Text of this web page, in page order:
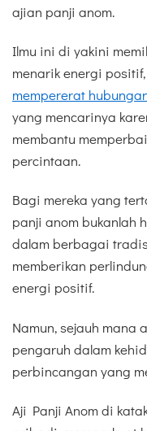
ajian panji anom.
Ilmu ini di yakini
menarik energi
mempererat
yang mencarinya
membantu
percintaan.
Bagi mereka yang
panji anom bukanlah
dalam berbagai
memberikan
energi positif.
Namun, sejauh mana
pengaruh dalam
perbincangan yang
Aji Panji Anom di